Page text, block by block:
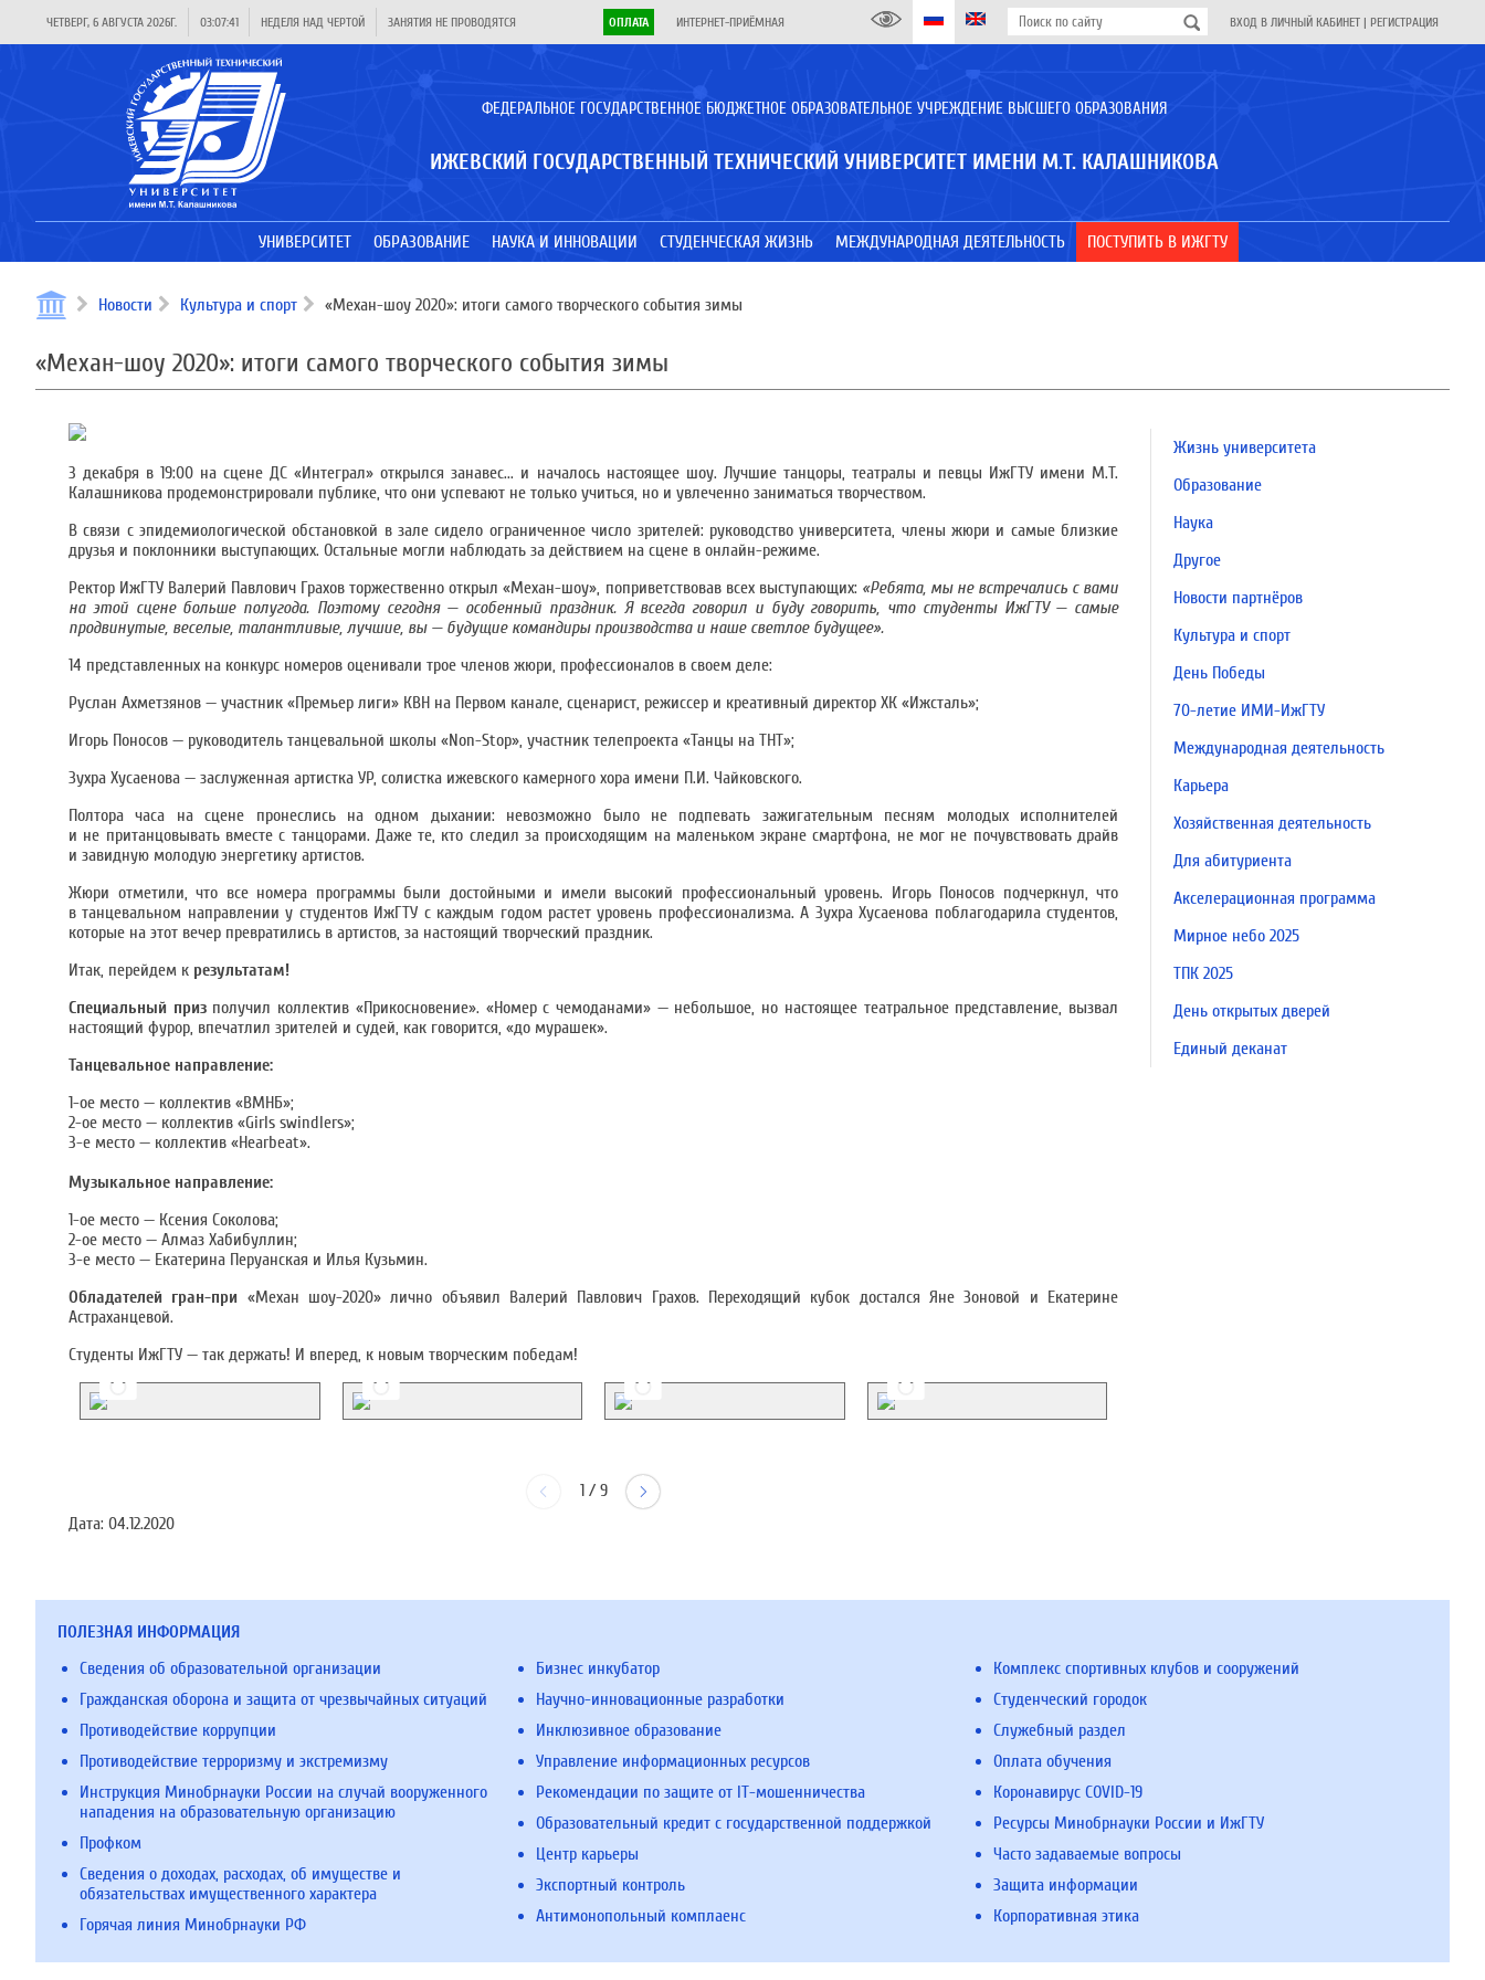
ЧЕТВЕРГ, 6 АВГУСТА 2026Г. 03:07:42 НЕДЕЛЯ НАД ЧЕРТОЙ ЗАНЯТИЯ НЕ ПРОВОДЯТСЯ ОПЛАТА ИНТЕРНЕТ-ПРИЁМНАЯ ВХОД В ЛИЧНЫЙ КАБИНЕТ | РЕГИСТРАЦИЯ
ФЕДЕРАЛЬНОЕ ГОСУДАРСТВЕННОЕ БЮДЖЕТНОЕ ОБРАЗОВАТЕЛЬНОЕ УЧРЕЖДЕНИЕ ВЫСШЕГО ОБРАЗОВАНИЯ
ИЖЕВСКИЙ ГОСУДАРСТВЕННЫЙ ТЕХНИЧЕСКИЙ УНИВЕРСИТЕТ ИМЕНИ М.Т. КАЛАШНИКОВА
УНИВЕРСИТЕТ ОБРАЗОВАНИЕ НАУКА И ИННОВАЦИИ СТУДЕНЧЕСКАЯ ЖИЗНЬ МЕЖДУНАРОДНАЯ ДЕЯТЕЛЬНОСТЬ ПОСТУПИТЬ В ИЖГТУ
Новости Культура и спорт «Механ-шоу 2020»: итоги самого творческого события зимы
«Механ-шоу 2020»: итоги самого творческого события зимы
3 декабря в 19:00 на сцене ДС «Интеграл» открылся занавес... и началось настоящее шоу. Лучшие танцоры, театралы и певцы ИжГТУ имени М.Т.
Калашникова продемонстрировали публике, что они успевают не только учиться, но и увлеченно заниматься творчеством.
В связи с эпидемиологической обстановкой в зале сидело ограниченное число зрителей: руководство университета, члены жюри и самые близкие
друзья и поклонники выступающих. Остальные могли наблюдать за действием на сцене в онлайн-режиме.
Ректор ИжГТУ Валерий Павлович Грахов торжественно открыл «Механ-шоу», поприветствовав всех выступающих: «Ребята, мы не встречались с вами
на этой сцене больше полугода. Поэтому сегодня — особенный праздник. Я всегда говорил и буду говорить, что студенты ИжГТУ — самые
продвинутые, веселые, талантливые, лучшие, вы — будущие командиры производства и наше светлое будущее».
14 представленных на конкурс номеров оценивали трое членов жюри, профессионалов в своем деле:
Руслан Ахметзянов — участник «Премьер лиги» КВН на Первом канале, сценарист, режиссер и креативный директор ХК «Ижсталь»;
Игорь Поносов — руководитель танцевальной школы «Non-Stop», участник телепроекта «Танцы на ТНТ»;
Зухра Хусаенова — заслуженная артистка УР, солистка ижевского камерного хора имени П.И. Чайковского.
Полтора часа на сцене пронеслись на одном дыхании: невозможно было не подпевать зажигательным песням молодых исполнителей
и не пританцовывать вместе с танцорами. Даже те, кто следил за происходящим на маленьком экране смартфона, не мог не почувствовать драйв
и завидную молодую энергетику артистов.
Жюри отметили, что все номера программы были достойными и имели высокий профессиональный уровень. Игорь Поносов подчеркнул, что
в танцевальном направлении у студентов ИжГТУ с каждым годом растет уровень профессионализма. А Зухра Хусаенова поблагодарила студентов,
которые на этот вечер превратились в артистов, за настоящий творческий праздник.
Итак, перейдем к результатам!
Специальный призполучил коллектив «Прикосновение». «Номер с чемоданами» — небольшое, но настоящее театральное представление, вызвал
настоящий фурор, впечатлил зрителей и судей, как говорится, «до мурашек».
Танцевальное направление:
1-ое место — коллектив «ВМНБ»;
2-ое место — коллектив «Girls swindlers»;
3-е место — коллектив «Hearbeat».
Музыкальное направление:
1-ое место — Ксения Соколова;
2-ое место — Алмаз Хабибуллин;
3-е место — Екатерина Перуанская и Илья Кузьмин.
Обладателей гран-при «Механ шоу-2020» лично объявил Валерий Павлович Грахов. Переходящий кубок достался Яне Зоновой и Екатерине
Астраханцевой.
Студенты ИжГТУ — так держать! И вперед, к новым творческим победам!
1/ 9
Дата: 04.12.2020
Жизнь университета
Образование
Наука
Другое
Новости партнёров
Культура и спорт
День Победы
70-летие ИМИ-ИжГТУ
Международная деятельность
Карьера
Хозяйственная деятельность
Для абитуриента
Акселерационная программа
Мирное небо 2025
ТПК 2025
День открытых дверей
Единый деканат
ПОЛЕЗНАЯ ИНФОРМАЦИЯ
Сведения об образовательной организации
Гражданская оборона и защита от чрезвычайных ситуаций
Противодействие коррупции
Противодействие терроризму и экстремизму
Инструкция Минобрнауки России на случай вооруженного
нападения на образовательную организацию
Профком
Сведения о доходах, расходах, об имуществе и
обязательствах имущественного характера
Горячая линия Минобрнауки РФ
Бизнес инкубатор
Научно-инновационные разработки
Инклюзивное образование
Управление информационных ресурсов
Рекомендации по защите от IT-мошенничества
Образовательный кредит с государственной поддержкой
Центр карьеры
Экспортный контроль
Антимонопольный комплаенс
Комплекс спортивных клубов и сооружений
Студенческий городок
Служебный раздел
Оплата обучения
Коронавирус COVID-19
Ресурсы Минобрнауки России и ИжГТУ
Часто задаваемые вопросы
Защита информации
Корпоративная этика